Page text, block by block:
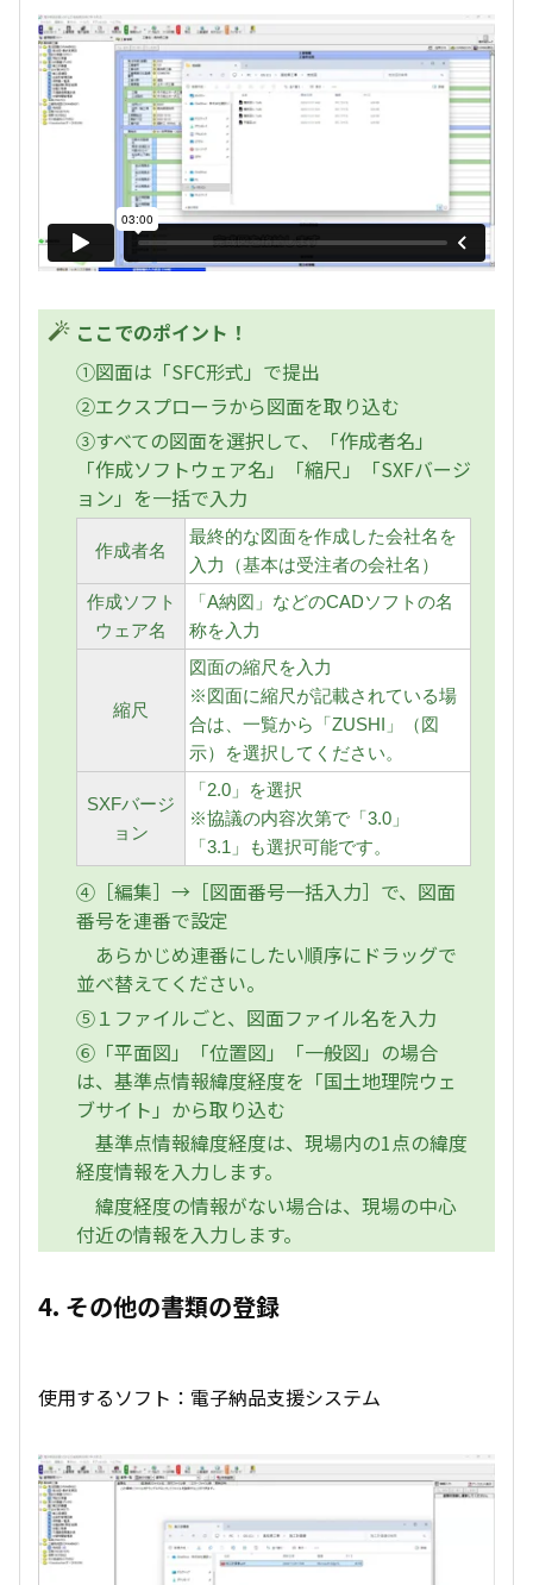
ここでのポイント！
①図面は「SFC形式」で提出
②エクスプローラから図面を取り込む
③すべての図面を選択して、「作成者名」
「作成ソフトウェア名」「縮尺」「SXFバージ
ョン」を一括で入力
作成者名
最終的な図面を作成した会社名を
入力（基本は受注者の会社名）
作成ソフト
ウェア名
「A納図」などのCADソフトの名
称を入力
縮尺
図面の縮尺を入力
※図面に縮尺が記載されている場
合は、一覧から「ZUSHI」（図
示）を選択してください。
SXFバージ
ョン
「2.0」を選択
※協議の内容次第で「3.0」
「3.1」も選択可能です。
④［編集］→［図面番号一括入力］で、図面
番号を連番で設定
あらかじめ連番にしたい順序にドラッグで
並べ替えてください。
⑤１ファイルごと、図面ファイル名を入力
⑥「平面図」「位置図」「一般図」の場合
は、基準点情報緯度経度を「国土地理院ウェ
ブサイト」から取り込む
基準点情報緯度経度は、現場内の1点の緯度
経度情報を入力します。
緯度経度の情報がない場合は、現場の中心
付近の情報を入力します。
4. その他の書類の登録
使用するソフト：電子納品支援システム